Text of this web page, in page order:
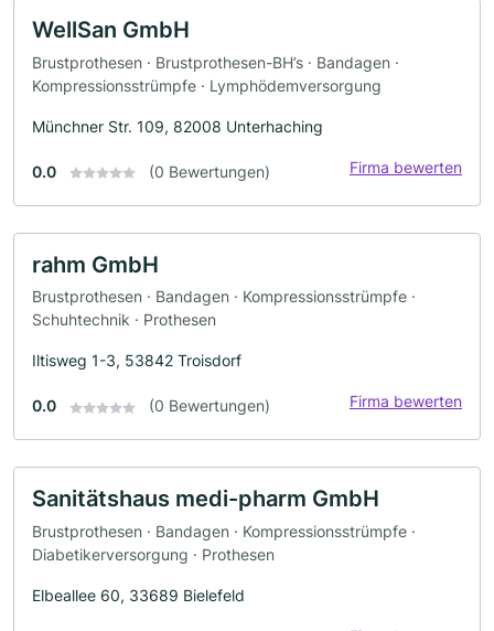
WellSan GmbH
Brustprothesen · Brustprothesen-BH’s · Bandagen ·
Kompressionsstrümpfe · Lymphödemversorgung
Münchner Str. 109, 82008 Unterhaching
0.0 (0 Bewertungen) Firma bewerten
rahm GmbH
Brustprothesen · Bandagen · Kompressionsstrümpfe ·
Schuhtechnik · Prothesen
Iltisweg 1-3, 53842 Troisdorf
0.0 (0 Bewertungen) Firma bewerten
Sanitätshaus medi-pharm GmbH
Brustprothesen · Bandagen · Kompressionsstrümpfe ·
Diabetikerversorgung · Prothesen
Elbeallee 60, 33689 Bielefeld